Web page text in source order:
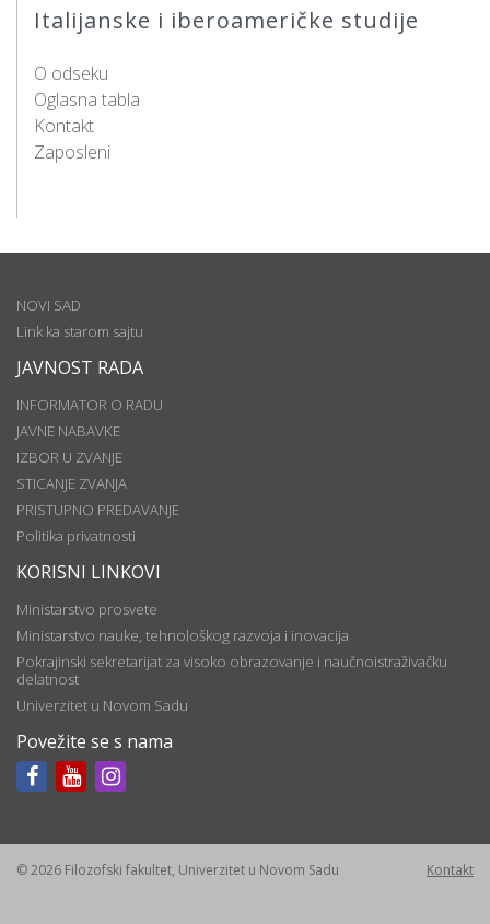
Italijanske i iberoameričke studije
O odseku
Oglasna tabla
Kontakt
Zaposleni
NOVI SAD
Link ka starom sajtu
JAVNOST RADA
INFORMATOR O RADU
JAVNE NABAVKE
IZBOR U ZVANJE
STICANJE ZVANJA
PRISTUPNO PREDAVANJE
Politika privatnosti
KORISNI LINKOVI
Ministarstvo prosvete
Ministarstvo nauke, tehnološkog razvoja i inovacija
Pokrajinski sekretarijat za visoko obrazovanje i naučnoistraživačku
delatnost
Univerzitet u Novom Sadu
Povežite se s nama
© 2026 Filozofski fakultet, Univerzitet u Novom Sadu Kontakt